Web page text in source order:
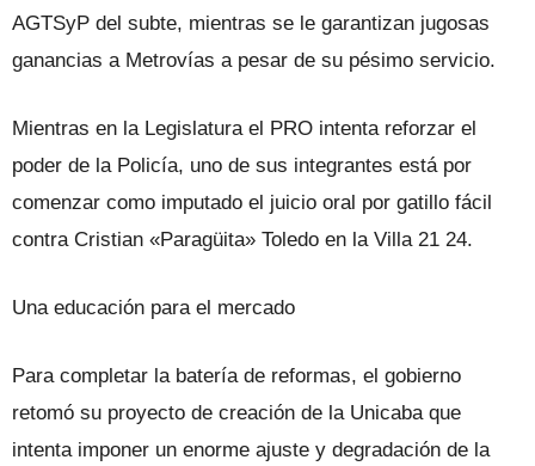
AGTSyP del subte, mientras se le garantizan jugosas
ganancias a Metrovías a pesar de su pésimo servicio.
Mientras en la Legislatura el PRO intenta reforzar el
poder de la Policía, uno de sus integrantes está por
comenzar como imputado el juicio oral por gatillo fácil
contra Cristian «Paragüita» Toledo en la Villa 21 24.
Una educación para el mercado
Para completar la batería de reformas, el gobierno
retomó su proyecto de creación de la Unicaba que
intenta imponer un enorme ajuste y degradación de la